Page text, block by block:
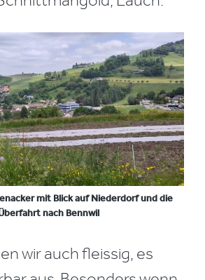
mit Blick auf Niederdorf und die
nach Bennwil
wir auch fleissig, es